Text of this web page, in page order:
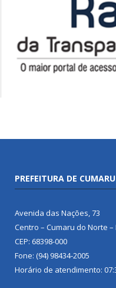
PREFEITURA DE
Avenida das Nações, 73
Centro – Cumaru do Norte –
CEP: 68398-000
Fone: (94) 98434-2005
Horário de atendimento: